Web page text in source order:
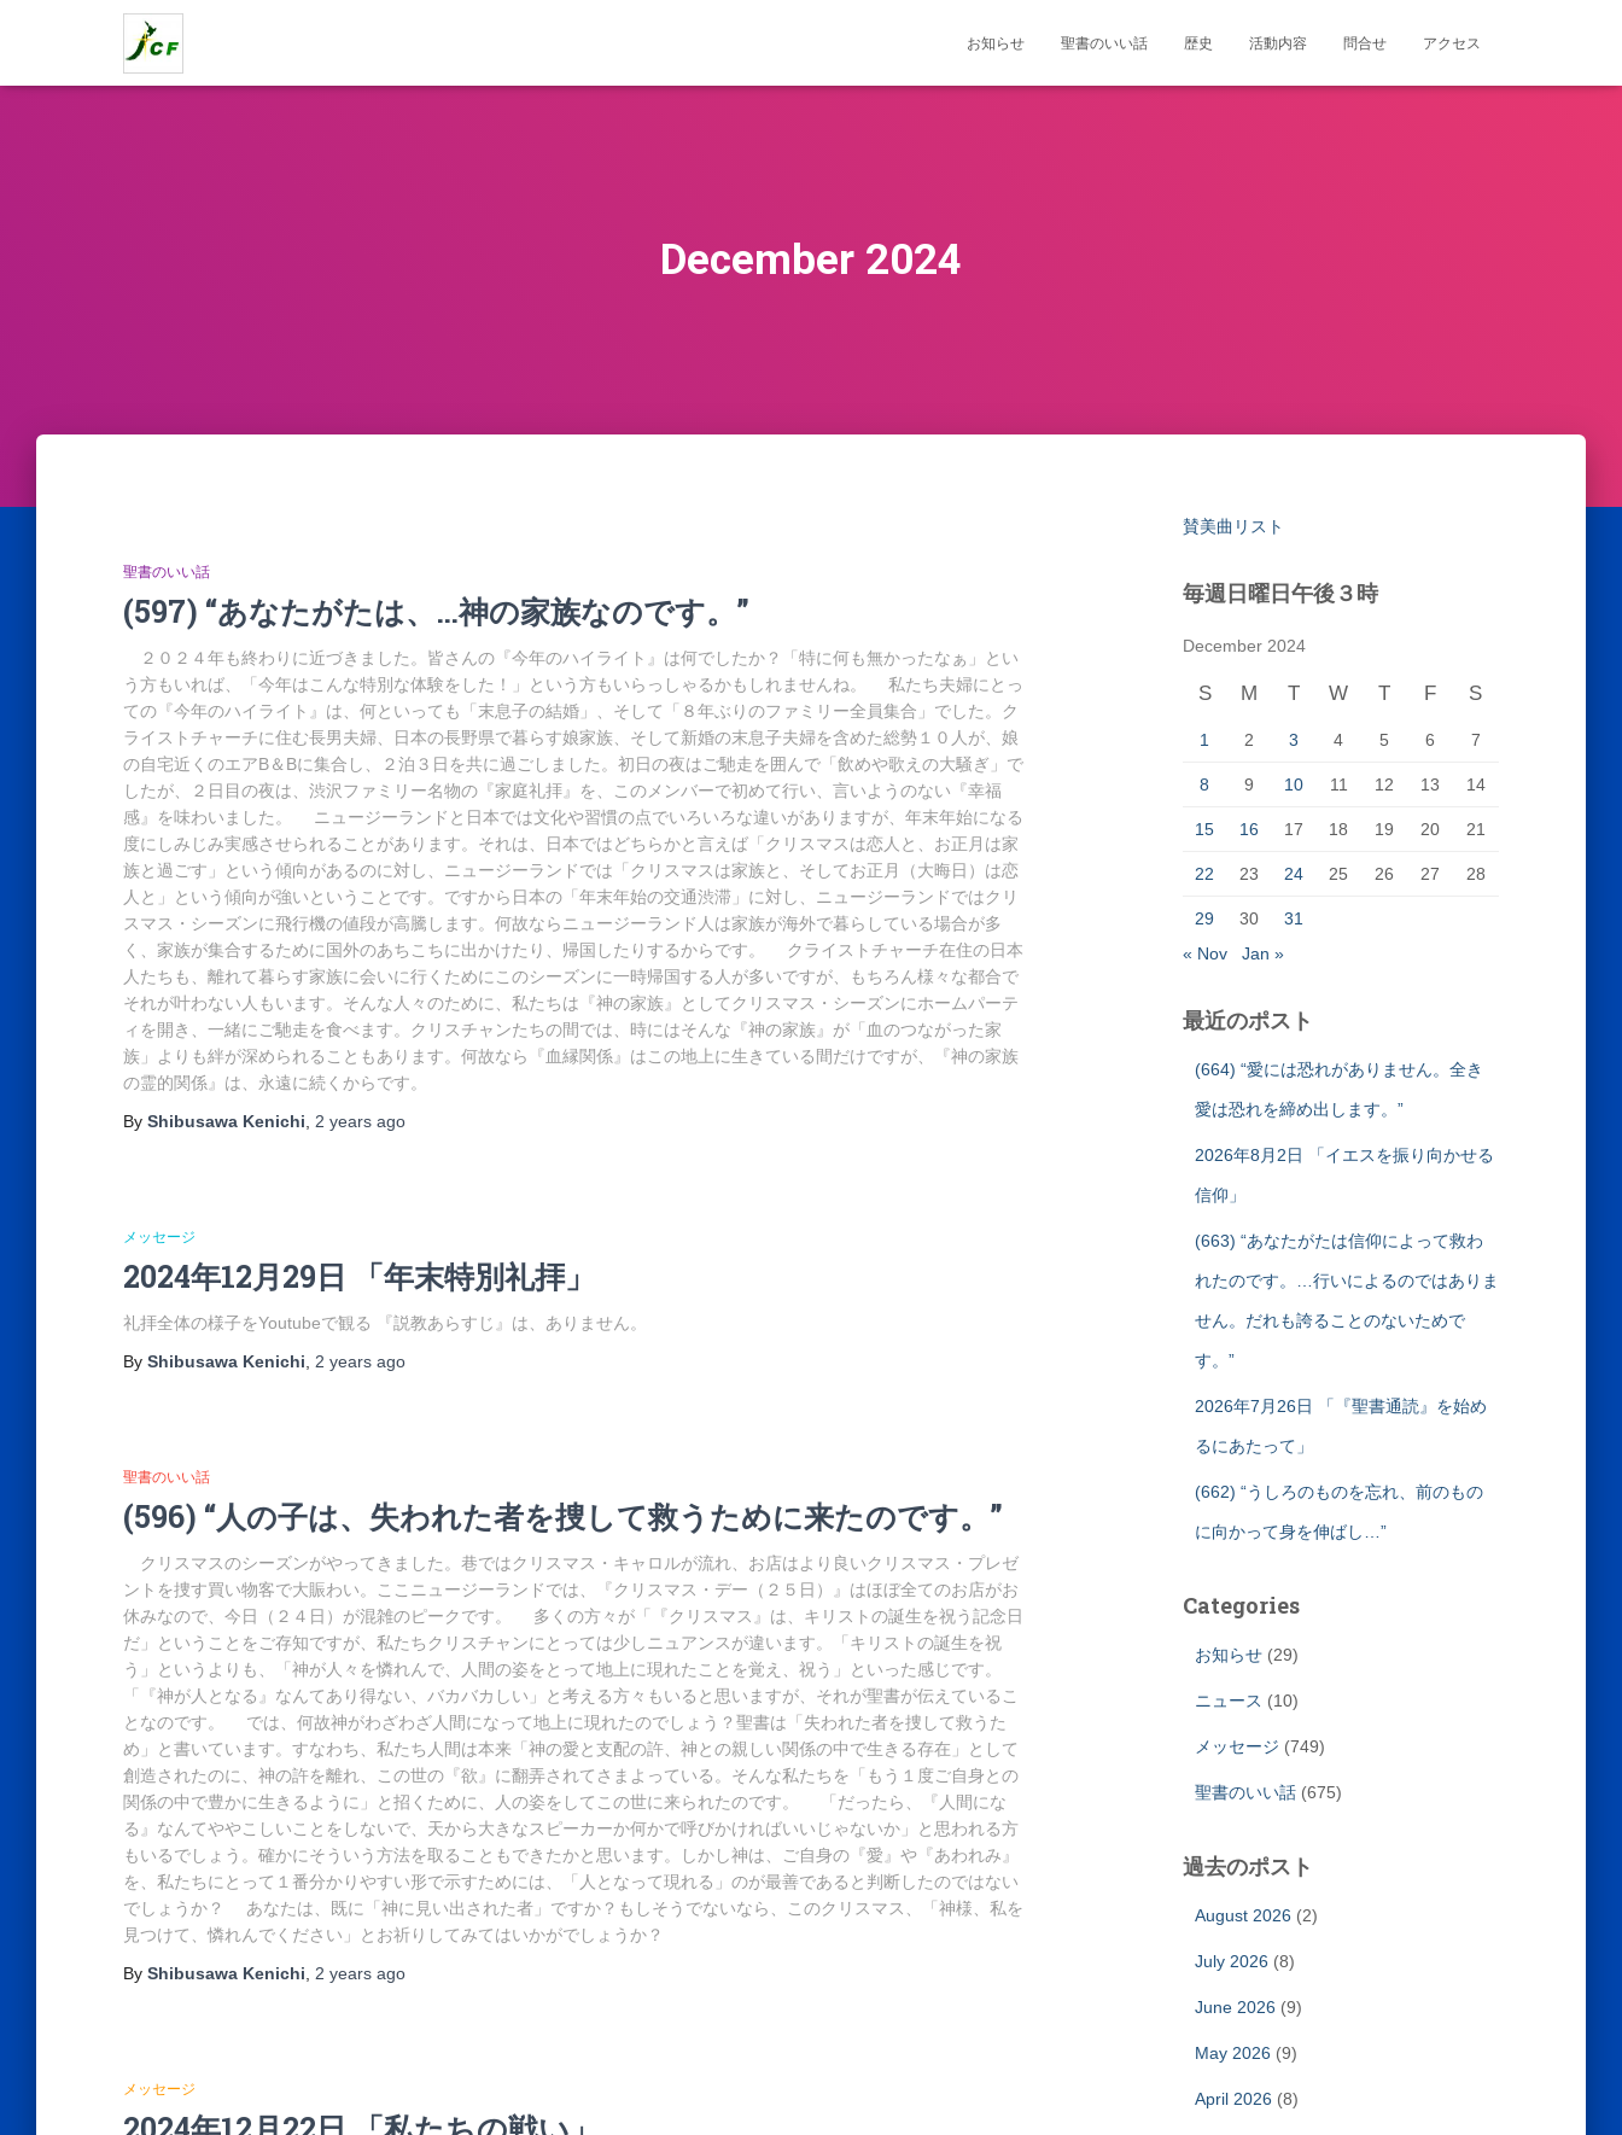
お知らせ 聖書のいい話 歴史 活動内容 問合せ アクセス
December 2024
聖書のいい話
(597) “あなたがたは、…神の家族なのです。”
２０２４年も終わりに近づきました。皆さんの『今年のハイライト』は何でしたか？「特に何も無かったなぁ」とい
う方もいれば、「今年はこんな特別な体験をした！」という方もいらっしゃるかもしれませんね。 私たち夫婦にとっ
ての『今年のハイライト』は、何といっても「末息子の結婚」、そして「８年ぶりのファミリー全員集合」でした。ク
ライストチャーチに住む長男夫婦、日本の長野県で暮らす娘家族、そして新婚の末息子夫婦を含めた総勢１０人が、娘
の自宅近くのエアB＆Bに集合し、２泊３日を共に過ごしました。初日の夜はご馳走を囲んで「飲めや歌えの大騒ぎ」で
したが、２日目の夜は、渋沢ファミリー名物の『家庭礼拝』を、このメンバーで初めて行い、言いようのない『幸福
感』を味わいました。 ニュージーランドと日本では文化や習慣の点でいろいろな違いがありますが、年末年始になる
度にしみじみ実感させられることがあります。それは、日本ではどちらかと言えば「クリスマスは恋人と、お正月は家
族と過ごす」という傾向があるのに対し、ニュージーランドでは「クリスマスは家族と、そしてお正月（大晦日）は恋
人と」という傾向が強いということです。ですから日本の「年末年始の交通渋滞」に対し、ニュージーランドではクリ
スマス・シーズンに飛行機の値段が高騰します。何故ならニュージーランド人は家族が海外で暮らしている場合が多
く、家族が集合するために国外のあちこちに出かけたり、帰国したりするからです。 クライストチャーチ在住の日本
人たちも、離れて暮らす家族に会いに行くためにこのシーズンに一時帰国する人が多いですが、もちろん様々な都合で
それが叶わない人もいます。そんな人々のために、私たちは『神の家族』としてクリスマス・シーズンにホームパーテ
ィを開き、一緒にご馳走を食べます。クリスチャンたちの間では、時にはそんな『神の家族』が「血のつながった家
族」よりも絆が深められることもあります。何故なら『血縁関係』はこの地上に生きている間だけですが、『神の家族
の霊的関係』は、永遠に続くからです。
By Shibusawa Kenichi 2 years ago
メッセージ
2024年12月29日 「年末特別礼拝」
礼拝全体の様子をYoutubeで観る 『説教あらすじ』は、ありません。
By Shibusawa Kenichi 2 years ago
聖書のいい話
(596) “人の子は、失われた者を捜して救うために来たのです。”
クリスマスのシーズンがやってきました。巷ではクリスマス・キャロルが流れ、お店はより良いクリスマス・プレゼ
ントを捜す買い物客で大賑わい。ここニュージーランドでは、『クリスマス・デー（２５日）』はほぼ全てのお店がお
休みなので、今日（２４日）が混雑のピークです。 多くの方々が「『クリスマス』は、キリストの誕生を祝う記念日
だ」ということをご存知ですが、私たちクリスチャンにとっては少しニュアンスが違います。「キリストの誕生を祝
う」というよりも、「神が人々を憐れんで、人間の姿をとって地上に現れたことを覚え、祝う」といった感じです。
「『神が人となる』なんてあり得ない、バカバカしい」と考える方々もいると思いますが、それが聖書が伝えているこ
となのです。 では、何故神がわざわざ人間になって地上に現れたのでしょう？聖書は「失われた者を捜して救うた
め」と書いています。すなわち、私たち人間は本来「神の愛と支配の許、神との親しい関係の中で生きる存在」として
創造されたのに、神の許を離れ、この世の『欲』に翻弄されてさまよっている。そんな私たちを「もう１度ご自身との
関係の中で豊かに生きるように」と招くために、人の姿をしてこの世に来られたのです。 「だったら、『人間にな
る』なんてややこしいことをしないで、天から大きなスピーカーか何かで呼びかければいいじゃないか」と思われる方
もいるでしょう。確かにそういう方法を取ることもできたかと思います。しかし神は、ご自身の『愛』や『あわれみ』
を、私たちにとって１番分かりやすい形で示すためには、「人となって現れる」のが最善であると判断したのではない
でしょうか？ あなたは、既に「神に見い出された者」ですか？もしそうでないなら、このクリスマス、「神様、私を
見つけて、憐れんでください」とお祈りしてみてはいかがでしょうか？
By Shibusawa Kenichi 2 years ago
メッセージ
賛美曲リスト
毎週日曜日午後３時
December 2024
S M T W T F S
1 2 3 4 5 6 7
8 9 10 11 12 13 14
15 16 17 18 19 20 21
22 23 24 25 26 27 28
29 30
31
« Nov
Jan »
最近のポスト
(664) “愛には恐れがありません。全き
愛は恐れを締め出します。”
2026年8月2日 「イエスを振り向かせる
信仰」
(663) “あなたがたは信仰によって救わ
れたのです。…行いによるのではありま
せん。だれも誇ることのないためで
す。”
2026年7月26日 「『聖書通読』を始め
るにあたって」
(662) “うしろのものを忘れ、前のもの
に向かって身を伸ばし…”
Categories
お知らせ(29)
ニュース (10)
メッセージ (749)
聖書のいい話(675)
過去のポスト
August 2026 (2)
July 2026 (8)
June 2026 (9)
May 2026 (9)
April 2026 (8)